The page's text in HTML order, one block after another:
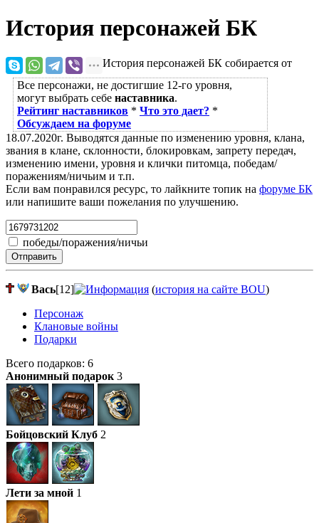
История персонажей БК
Все персонажи, не достигшие 12-го уровня,
могут выбрать себе наставника.
Рейтинг наставников * Что это дает? *
Обсуждаем на форуме
История персонажей БК собирается от
18.07.2020г. Выводятся данные по изменению уровня, клана,
звания в клане, склонности, блокировкам, запрету передач,
изменению имени, уровня и клички питомца, победам/
поражениям/ничьим и т.п.
Если вам понравился ресурс, то лайкните топик на форуме БК
или напишите ваши пожелания по улучшению.
победы/поражения/ничьи
Отправить
Вась[12] (история на сайте BOU)
Персонаж
Клановые войны
Подарки
Всего подарков: 6
Анонимный подарок 3
Бойцовский Клуб 2
Лети за мной 1